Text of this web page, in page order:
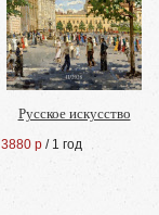
Русское искусство
3880 р / 1 год